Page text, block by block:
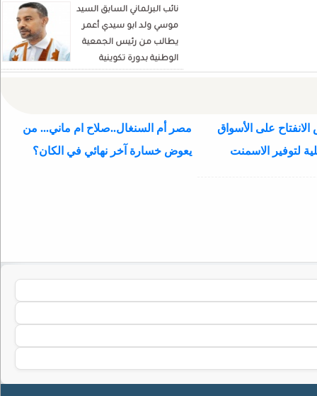
نائب البرلماني السابق السيد
موسي ولد ابو سيدي أعمر
يطالب من رئيس الجمعية
الوطنية بدورة تكوينية
للنواب الجديد
على الأسواق
لتوفير الاسمنت
مصر أم السنغال..صلاح ام ماني... من
يعوض خسارة آخر نهائي في الكان؟